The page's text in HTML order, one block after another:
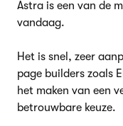
Astra is een van de
vandaag.
Het is snel, zeer
page builders zoals
het maken van een
betrouwbare keuze.